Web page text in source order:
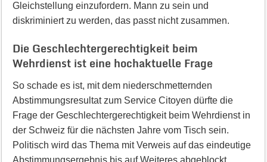
Gleichstellung einzufordern. Mann zu sein und
diskriminiert zu werden, das passt nicht zusammen.
Die Geschlechtergerechtigkeit beim
Wehrdienst ist eine hochaktuelle Frage
So schade es ist, mit dem niederschmetternden
Abstimmungsresultat zum Service Citoyen dürfte die
Frage der Geschlechtergerechtigkeit beim Wehrdienst in
der Schweiz für die nächsten Jahre vom Tisch sein.
Politisch wird das Thema mit Verweis auf das eindeutige
Abstimmungsergebnis bis auf Weiteres abgeblockt